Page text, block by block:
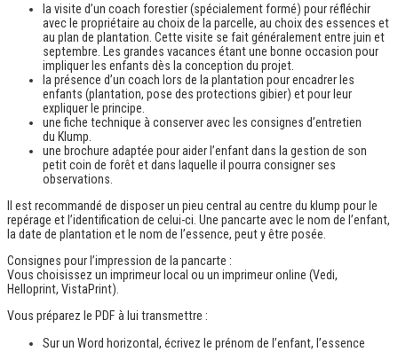
la visite d’un coach forestier (spécialement formé) pour réfléchir
avec le propriétaire au choix de la parcelle, au choix des essences et
au plan de plantation. Cette visite se fait généralement entre juin et
septembre. Les grandes vacances étant une bonne occasion pour
impliquer les enfants dès la conception du projet.
la présence d’un coach lors de la plantation pour encadrer les
enfants (plantation, pose des protections gibier) et pour leur
expliquer le principe.
une fiche technique à conserver avec les consignes d’entretien
du Klump.
une brochure adaptée pour aider l’enfant dans la gestion de son
petit coin de forêt et dans laquelle il pourra consigner ses
observations.
Il est recommandé de disposer un pieu central au centre du klump pour le
repérage et l’identification de celui-ci. Une pancarte avec le nom de l’enfant,
la date de plantation et le nom de l’essence, peut y être posée.
Consignes pour l’impression de la pancarte :
Vous choisissez un imprimeur local ou un imprimeur online (Vedi,
Helloprint, VistaPrint).
Vous préparez le PDF à lui transmettre :
Sur un Word horizontal, écrivez le prénom de l’enfant, l’essence